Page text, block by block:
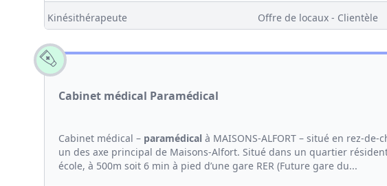
Kinésithérapeute Offre de locaux - Clientèle
Cabinet médical Paramédical
Cabinet médical – paramédical à MAISONS-ALFORT – situé en rez-
un des axe principal de Maisons-Alfort. Situé dans un quartier
école, à 500m soit 6 min à pied d’une gare RER (Future gare du...